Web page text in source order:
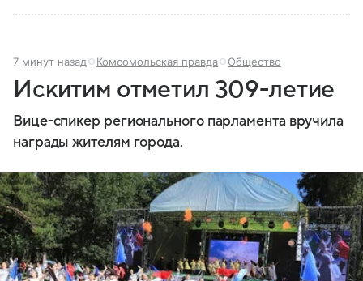
7 минут назад Комсомольская правда Общество
Искитим отметил 309-летие
Вице-спикер регионального парламента вручила
награды жителям города.